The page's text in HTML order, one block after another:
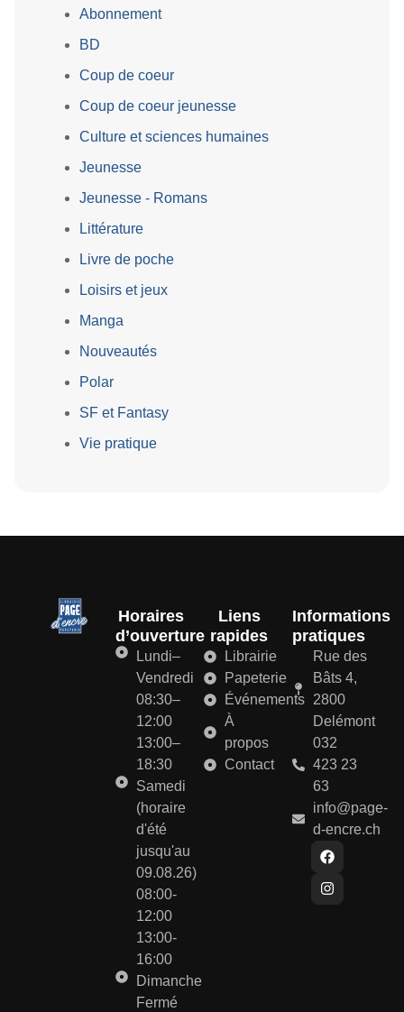
Abonnement
BD
Coup de coeur
Coup de coeur jeunesse
Culture et sciences humaines
Jeunesse
Jeunesse - Romans
Littérature
Livre de poche
Loisirs et jeux
Manga
Nouveautés
Polar
SF et Fantasy
Vie pratique
Horaires
d’ouverture
Lundi–
Vendredi
08:30–
12:00
13:00–
18:30
Samedi
(horaire
d'été
jusqu'au
09.08.26)
08:00-
12:00
13:00-
16:00
Dimanche
Fermé
Liens
rapides
Librairie
Papeterie
Événements
À
propos
Contact
Informations
pratiques
Rue des
Bâts 4,
2800
Delémont
032
423 23
63
info@page-
d-encre.ch